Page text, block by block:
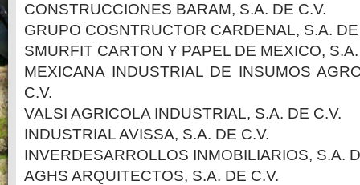
CONSTRUCCIONES BARAM, S.A. DE C.V.
GRUPO COSNTRUCTOR CARDENAL, S.A. DE
SMURFIT CARTON Y PAPEL DE MEXICO,
MEXICANA INDUSTRIAL DE INSUMOS
C.V.
VALSI AGRICOLA INDUSTRIAL, S.A. DE C.V.
INDUSTRIAL AVISSA, S.A. DE C.V.
INVERDESARROLLOS INMOBILIARIOS, S.A.
AGHS ARQUITECTOS, S.A. DE C.V.